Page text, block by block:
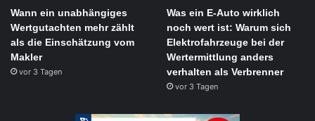
Wann ein unabhängiges
Wertgutachten mehr zählt
als die Einschätzung vom
Makler
vor 3 Tagen
Was ein E-Auto wirklich
noch wert ist: Warum sich
Elektrofahrzeuge bei der
Wertermittlung anders
verhalten als Verbrenner
vor 3 Tagen